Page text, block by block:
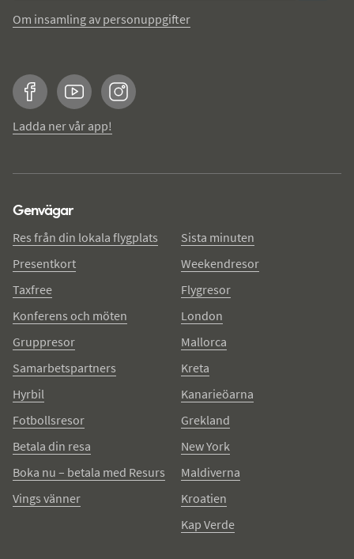
Om insamling av personuppgifter
FacebookYouTubeInstagram
Ladda ner vår app!
Genvägar
Res från din lokala flygplats
Presentkort
Taxfree
Konferens och möten
Gruppresor
Samarbetspartners
Hyrbil
Fotbollsresor
Betala din resa
Boka nu – betala med Resurs
Vings vänner
Sista minuten
Weekendresor
Flygresor
London
Mallorca
Kreta
Kanarieöarna
Grekland
New York
Maldiverna
Kroatien
Kap Verde